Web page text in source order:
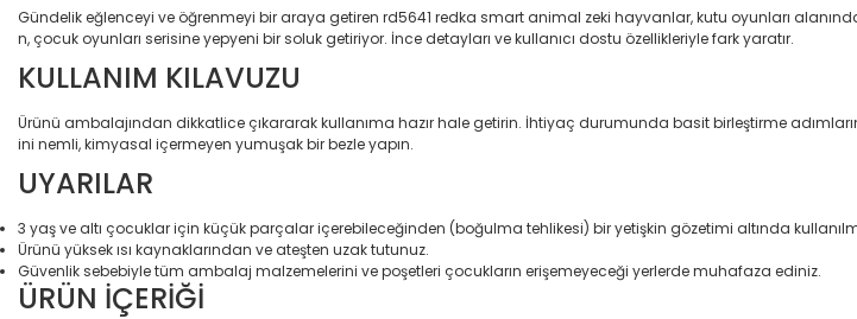
Gündelik eğlenceyi ve öğrenmeyi bir araya getiren rd5641 redka smart animal zeki hayvanlar, kutu oyunları
n, çocuk oyunları serisine yepyeni bir soluk getiriyor. İnce detayları ve kullanıcı dostu özellikleriyle fark yaratır.
KULLANIM KILAVUZU
Ürünü ambalajından dikkatlice çıkararak kullanıma hazır hale getirin. İhtiyaç durumunda basit birleştirme
ini nemli, kimyasal içermeyen yumuşak bir bezle yapın.
UYARILAR
3 yaş ve altı çocuklar için küçük parçalar içerebileceğinden (boğulma tehlikesi) bir yetişkin gözetimi altında
Ürünü yüksek ısı kaynaklarından ve ateşten uzak tutunuz.
Güvenlik sebebiyle tüm ambalaj malzemelerini ve poşetleri çocukların erişemeyeceği yerlerde muhafaza ediniz.
ÜRÜN İÇERİĞİ